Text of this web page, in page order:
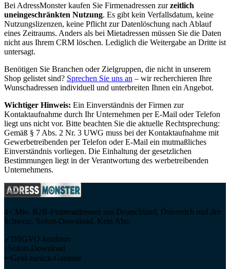
Bei AdressMonster kaufen Sie Firmenadressen zur zeitlich
uneingeschränkten Nutzung. Es gibt kein Verfallsdatum, keine
Nutzungslizenzen, keine Pflicht zur Datenlöschung nach Ablauf
eines Zeitraums. Anders als bei Mietadressen müssen Sie die Daten
nicht aus Ihrem CRM löschen. Lediglich die Weitergabe an Dritte ist
untersagt.
Benötigen Sie Branchen oder Zielgruppen, die nicht in unserem
Shop gelistet sind? Sprechen Sie uns an – wir recherchieren Ihre
Wunschadressen individuell und unterbreiten Ihnen ein Angebot.
Wichtiger Hinweis: Ein Einverständnis der Firmen zur
Kontaktaufnahme durch Ihr Unternehmen per E-Mail oder Telefon
liegt uns nicht vor. Bitte beachten Sie die aktuelle Rechtsprechung:
Gemäß § 7 Abs. 2 Nr. 3 UWG muss bei der Kontaktaufnahme mit
Gewerbetreibenden per Telefon oder E-Mail ein mutmaßliches
Einverständnis vorliegen. Die Einhaltung der gesetzlichen
Bestimmungen liegt in der Verantwortung des werbetreibenden
Unternehmens.
4+ Mio. B2B-Firmenadressen aus Deutschland, Österreich und der
Schweiz. Sofort-Download. Kein Abo.
✓ DSGVO-konform
↓Sofort-Download
↩Geld-zurück-Garantie